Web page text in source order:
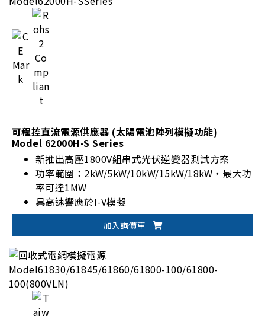
可程控直流電源供應器 (太陽電池陣列模擬功能)
Model 62000H-S Series
新推出高壓1800V組串式光伏逆變器測試方案
功率範圍：2kW/5kW/10kW/15kW/18kW，最大功
率可達1MW
具高速響應於I-V模擬
內建標準EN50530/Sandia/CGC-GF004/CGC-
GF035/NB-T32004動態MPPT測試項目
加入詢價車